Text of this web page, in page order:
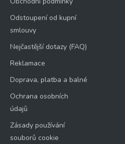
Odstoupení od kupní
smlouvy
Nejčastější dotazy (FAQ)
Reklamace
Doprava, platba a balné
Ochrana osobních
údajů
Zásady používání
souborů cookie